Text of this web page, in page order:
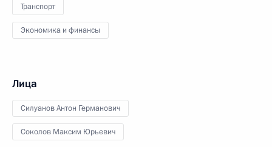
Транспорт
Экономика и финансы
Лица
Силуанов Антон Германович
Соколов Максим Юрьевич